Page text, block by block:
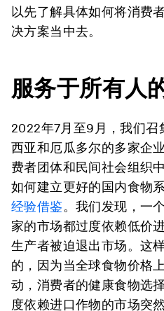
以先了解具体如何将消费
决方案当中去。
服务于所有人
2022年7月至9月，我们
西亚和厄瓜多尔的多家企
费者团体和民间社会组织
如何建立更好的国内食物
经验借鉴。我们发现，一
家的市场都过度依赖低价
生产者被迫退出市场。这
的，因为当全球食物价格
动，消费者的健康食物选
度依赖进口作物的市场突